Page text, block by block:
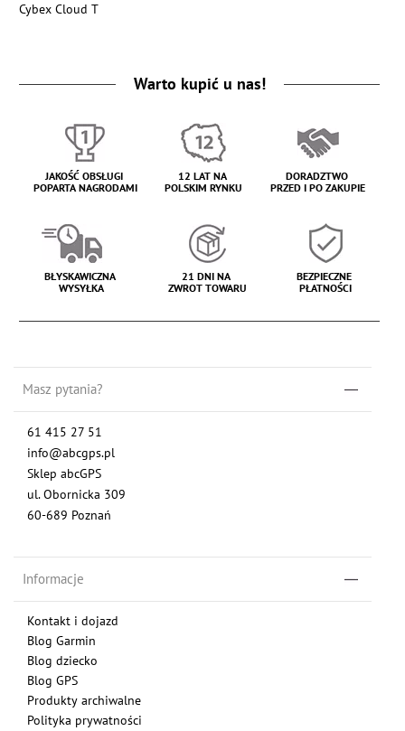
Cybex Cloud T
Warto kupić u nas!
JAKOŚĆ OBSŁUGI
POPARTA NAGRODAMI
12 LAT NA
POLSKIM RYNKU
DORADZTWO
PRZED I PO ZAKUPIE
BŁYSKAWICZNA
WYSYŁKA
21 DNI NA
ZWROT TOWARU
BEZPIECZNE
PŁATNOŚCI
Masz pytania?
61 415 27 51
info@abcgps.pl
Sklep abcGPS
ul. Obornicka 309
60-689 Poznań
Informacje
Kontakt i dojazd
Blog Garmin
Blog dziecko
Blog GPS
Produkty archiwalne
Polityka prywatności